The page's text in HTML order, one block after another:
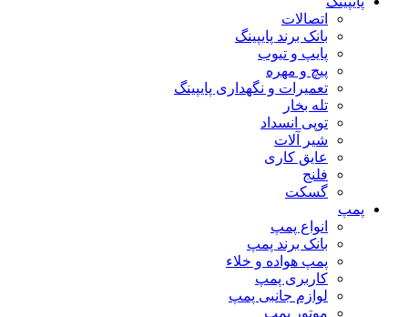
اتصالات
بانک برند پایپینگ
پایپ و تیوب
پیچ و مهره
تعمیرات و نگهداری پایپینگ
تله بخار
توپی انسداد
شیر آلات
عایق کاری
فلنج
گسکت
پمپ
انواع پمپ
بانک برند پمپ
پمپ هواده و خلاء
کاربری پمپ
لوازم جانبی پمپ
موتور پمپ